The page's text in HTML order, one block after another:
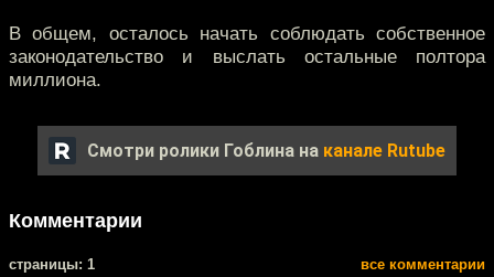
В общем, осталось начать соблюдать собственное
законодательство и выслать остальные полтора
миллиона.
Смотри ролики Гоблина на канале Rutube
Комментарии
cтраницы: 1 все комментарии